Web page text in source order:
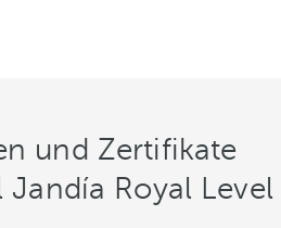
und Zertifikate
Royal Level